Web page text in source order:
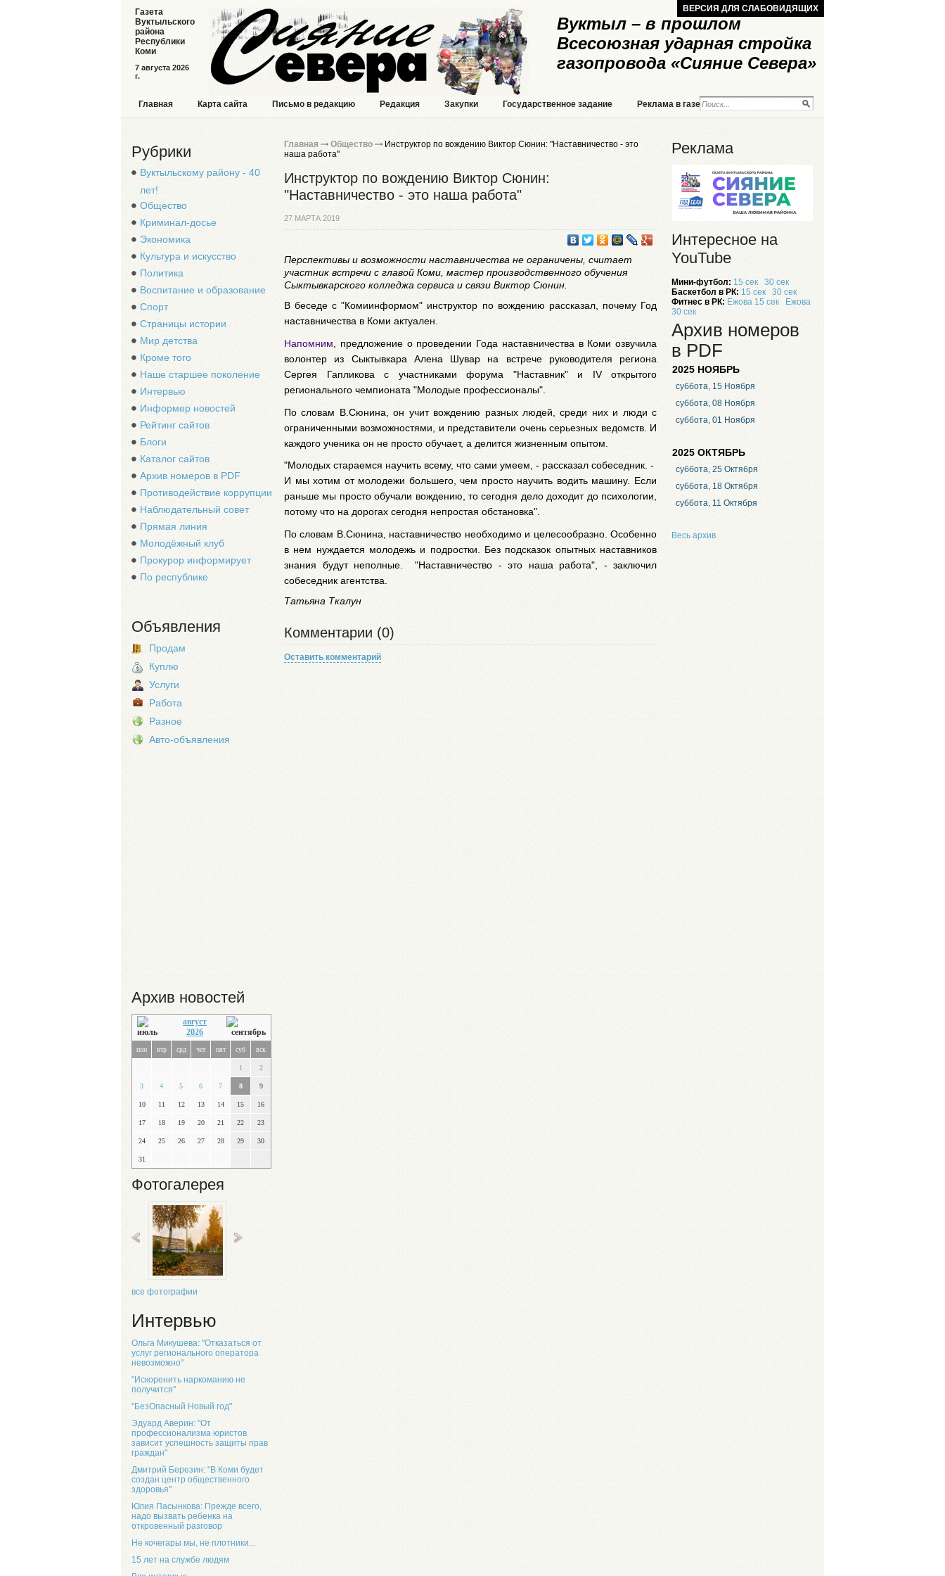
Вуктыл – в прошлом
Всесоюзная ударная стройка
газопровода «Сияние Севера»
7 августа 2026
г.
Газета
Вуктыльского
района
Республики
Коми
ВЕРСИЯ ДЛЯ СЛАБОВИДЯЩИХ
Главная Карта сайта Письмо в редакцию Редакция Закупки Государственное задание Реклама в газете Реклама на сайте
Рубрики
Вуктыльскому району - 40
лет!
Общество
Криминал-досье
Экономика
Культура и искусство
Политика
Воспитание и образование
Спорт
Страницы истории
Мир детства
Кроме того
Наше старшее поколение
Интервью
Информер новостей
Рейтинг сайтов
Блоги
Каталог сайтов
Архив номеров в PDF
Противодействие коррупции
Наблюдательный совет
Прямая линия
Молодёжный клуб
Прокурор информирует
По республике
Объявления
Продам
Куплю
Услуги
Работа
Разное
Авто-объявления
Архив новостей
август
2026
пон втр срд чет пят суб вск
1 2
3 4 5 6 7 8 9
10 11 12 13 14 15 16
17 18 19 20 21 22 23
24 25 26 27 28 29 30
31
Фотогалерея
все фотографии
Интервью
Ольга Микушева: "Отказаться от
услуг регионального оператора
невозможно"
"Искоренить наркоманию не
получится"
"БезОпасный Новый год"
Эдуард Аверин: "От
профессионализма юристов
зависит успешность защиты прав
граждан"
Дмитрий Березин: "В Коми будет
создан центр общественного
здоровья"
Юлия Пасынкова: Прежде всего,
надо вызвать ребенка на
откровенный разговор
Не кочегары мы, не плотники...
15 лет на службе людям
Главная Общество
Инструктор по вождению Виктор Сюнин: "Наставничество - это
наша работа"
Инструктор по вождению Виктор Сюнин:
"Наставничество - это наша работа"
27 МАРТА 2019
Перспективы и возможности наставничества не ограничены, считает
участник встречи с главой Коми, мастер производственного обучения
Сыктывкарского колледжа сервиса и связи Виктор Сюнин.
В беседе с "Комиинформом" инструктор по вождению рассказал, почему Год
наставничества в Коми актуален.
Напомним
предложение о проведении Года наставничества в Коми озвучила
волонтер из Сыктывкара Алена Шувар на встрече руководителя региона
Сергея Гапликова с участниками форума "Наставник" и IV открытого
регионального чемпионата "Молодые профессионалы".
По словам В.Сюнина, он учит вождению разных людей, среди них и люди с
ограниченными возможностями, и представители очень серьезных ведомств. И
каждого ученика он не просто обучает, а делится жизненным опытом.
"Молодых стараемся научить всему, что сами умеем, - рассказал собеседник. -
И мы хотим от молодежи большего, чем просто научить водить машину. Если
раньше мы просто обучали вождению, то сегодня дело доходит до психологии,
потому что на дорогах сегодня непростая обстановка".
По словам В.Сюнина, наставничество необходимо и целесообразно. Особенно
в нем нуждается молодежь и подростки. Без подсказок опытных наставников
знания будут неполные. "Наставничество - это наша работа", - заключил
собеседник агентства.
Татьяна Ткалун
Комментарии (0)
Оставить комментарий
Реклама
Интересное на
YouTube
Мини-футбол: 15 сек
30 сек
Баскетбол в РК: 15 сек
30 сек
Фитнес в РК: Ежова 15 сек
Ежова
30 сек
Архив номеров
в PDF
2025 НОЯБРЬ
суббота, 15 Ноября
суббота, 08 Ноября
суббота, 01 Ноября
2025 ОКТЯБРЬ
суббота, 25 Октября
суббота, 18 Октября
суббота, 11 Октября
Весь архив